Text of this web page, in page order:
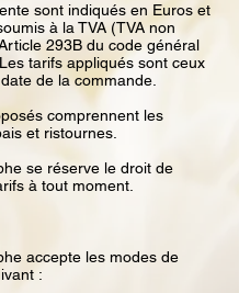
sont indiqués en Euros et
à la TVA (TVA non
293B du code général
tarifs appliqués sont ceux
de la commande.
comprennent les
et ristournes.
se réserve le droit de
à tout moment.
accepte les modes de
: